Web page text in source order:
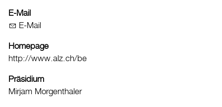
Vereinsverzeichnis
Kultur
Tourismus
Shopping und Märkte
Energie & Klima
E-Mail
E-Mail
Homepage
http://www.alz.ch/be
Präsidium
Mirjam Morgenthaler